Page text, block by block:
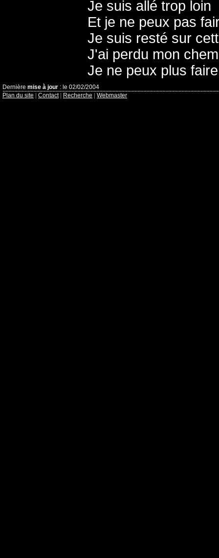
Je suis allé trop loin
Et je ne peux pas
Je suis resté sur
J'ai perdu mon
Je ne peux plus
Dernière mise à jour : le 02/02/2004
Plan du site
Contact| Recherche Webmaster